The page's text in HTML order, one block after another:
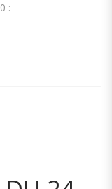
: